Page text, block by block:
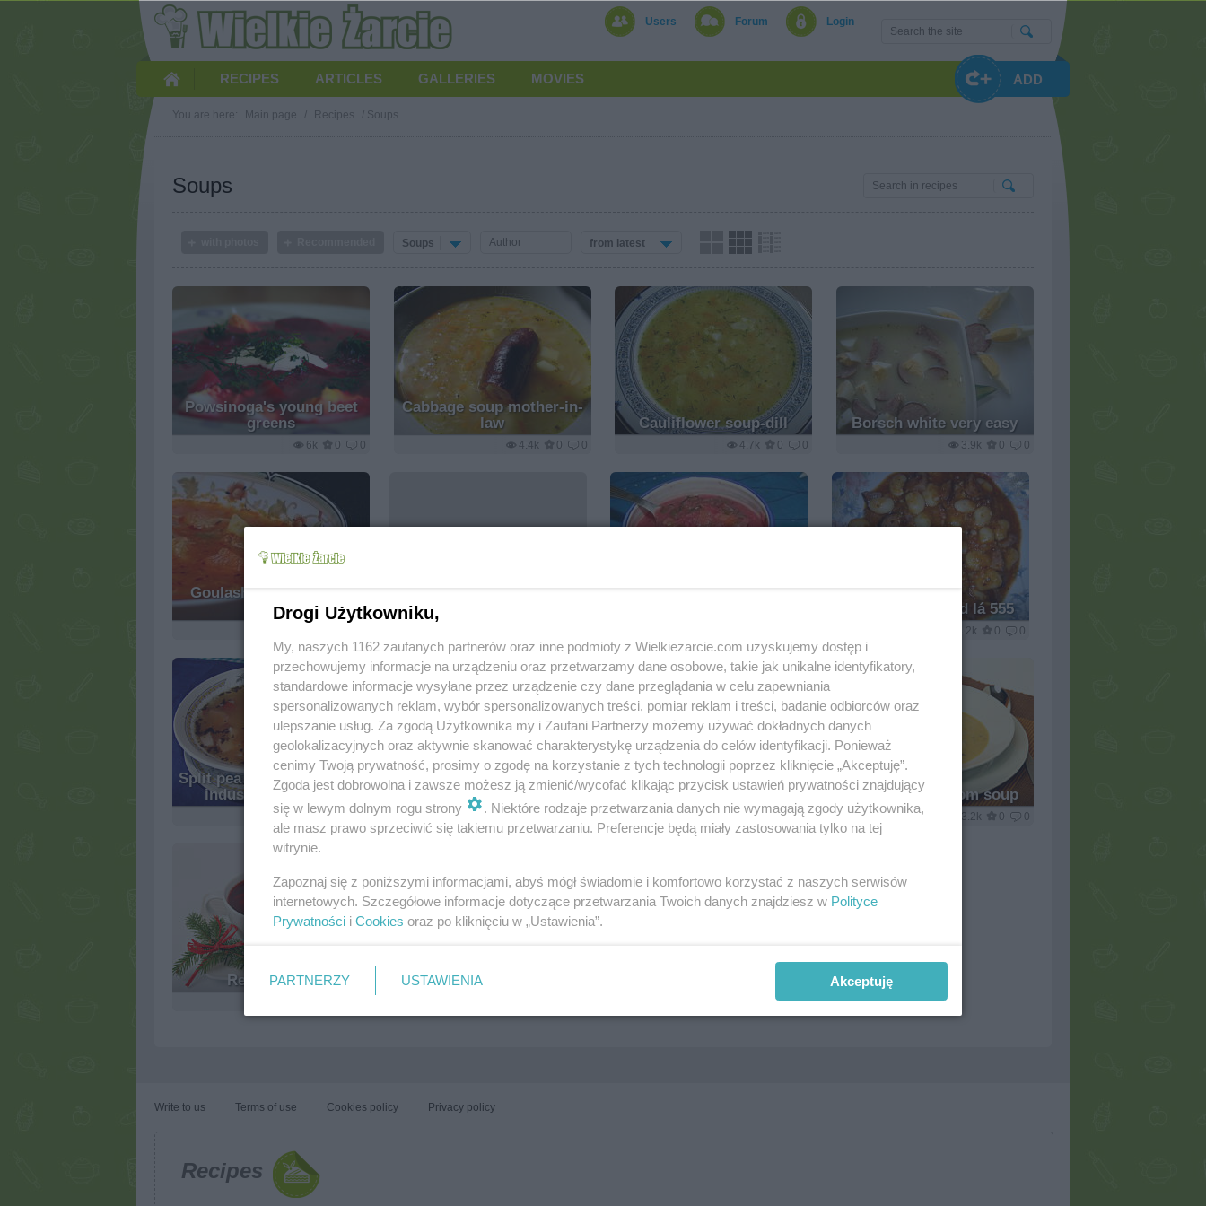
Users Forum Login
RECIPES ARTICLES GALLERIES MOVIES ADD
You are here: Main page / Recipes / Soups
Soups
Soups from latest
Powsinoga's young beet
greens
6k 0 0
Cabbage soup mother-in-
law
4.4k 0 0
Cauliflower soup-dill
4.7k 0 0
Borsch white very easy
3.9k 0 0
Goulash soup - Gulyas
Leves
Baked beans and lá 555
3.2k 0 0
Split pea soup of military-
industrial complex
3.4k 0 0
Easter sour soup
3.1k 0 0
Chicken soup
3k 0 0
Cream mushroom soup
3.2k 0 0
Red Borscht
Write to us Terms of use Cookies policy Privacy policy
Recipes
Drogi Użytkowniku,
My, naszych 1162 zaufanych partnerów oraz inne podmioty z Wielkiezarcie.com uzyskujemy dostęp i
przechowujemy informacje na urządzeniu oraz przetwarzamy dane osobowe, takie jak unikalne identyfikatory,
standardowe informacje wysyłane przez urządzenie czy dane przeglądania w celu zapewniania
spersonalizowanych reklam, wybór spersonalizowanych treści, pomiar reklam i treści, badanie odbiorców oraz
ulepszanie usług. Za zgodą Użytkownika my i Zaufani Partnerzy możemy używać dokładnych danych
geolokalizacyjnych oraz aktywnie skanować charakterystykę urządzenia do celów identyfikacji. Ponieważ
cenimy Twoją prywatność, prosimy o zgodę na korzystanie z tych technologii poprzez kliknięcie „Akceptuję”.
Zgoda jest dobrowolna i zawsze możesz ją zmienić/wycofać klikając przycisk ustawień prywatności znajdujący
się w lewym dolnym rogu strony
. Niektóre rodzaje przetwarzania danych nie wymagają zgody użytkownika,
ale masz prawo sprzeciwić się takiemu przetwarzaniu. Preferencje będą miały zastosowania tylko na tej
witrynie.
Zapoznaj się z poniższymi informacjami, abyś mógł świadomie i komfortowo korzystać z naszych serwisów
internetowych. Szczegółowe informacje dotyczące przetwarzania Twoich danych znajdziesz w Polityce
Prywatności i Cookies oraz po kliknięciu w „Ustawienia”.
PARTNERZY USTAWIENIA Akceptuję